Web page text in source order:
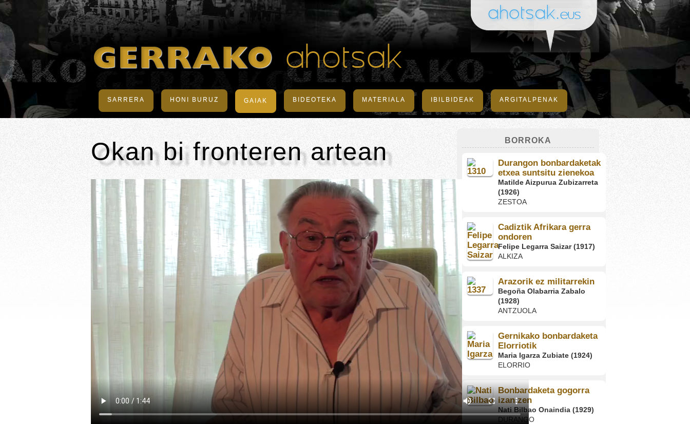
SARRERA HONI BURUZ GAIAK BIDEOTEKA MATERIALA IBILBIDEAK ARGITALPENAK
Okan bi fronteren artean BORROKA
Durangon bonbardaketak
etxea suntsitu zienekoa
Matilde Aizpurua Zubizarreta
(1926)
ZESTOA
Cadiztik Afrikara gerra
ondoren
Felipe Legarra Saizar (1917)
ALKIZA
Arazorik ez militarrekin
Begoña Olabarria Zabalo
(1928)
ANTZUOLA
Gernikako bonbardaketa
Elorriotik
Maria Igarza Zubiate (1924)
ELORRIO
Bonbardaketa gogorra
izan zen
Nati Bilbao Onaindia (1929)
DURANGO